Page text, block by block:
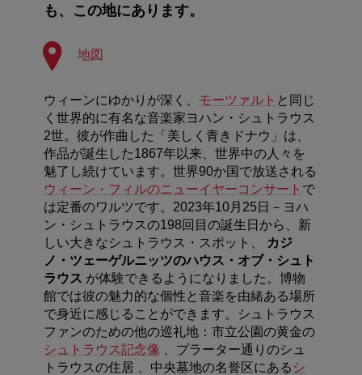
も、この地にあります。
地図
ウィーンにゆかりが深く、 モーツァルト と同じ
く世界的に有名な音楽家ヨハン・シュトラウス
2世。彼が作曲した「美しく青きドナウ」は、
作品が誕生した1867年以来、世界中の人々を
魅了し続けています。世界90か国で放送される
ウィーン・フィルのニューイヤーコンサート で
は定番のワルツです。 2023年10月 25 日－ヨハ
ン・シュトラウスの198回目の誕生日から、新
しい大きなシュトラウス・スポット、
カジ
ノ・ツェーゲルニッツのハウス・オブ・シュト
ラウス が体験できるようになりました。 博物
館では彼の魅力的な個性と音楽を由緒ある場所
で身近に感じることができます。シュトラウス
ファンのための他の巡礼地：市立公園の黄金の
シュトラウス記念像
、プラーター通りのシュ
トラウスの住居 、中央墓地の名誉区にある シ